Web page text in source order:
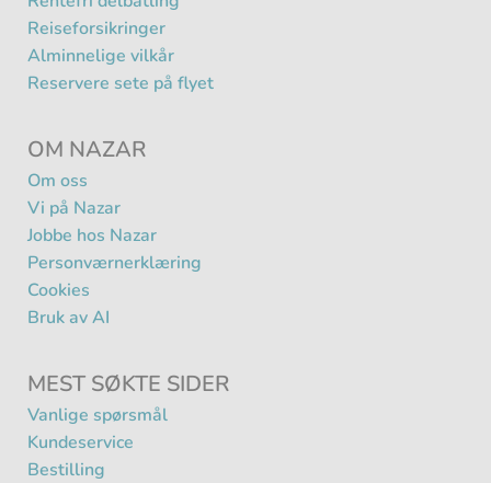
Reiseforsikringer
Alminnelige vilkår
Reservere sete på flyet
OM NAZAR
Om oss
Vi på Nazar
Jobbe hos Nazar
Personværnerklæring
Cookies
Bruk av AI
MEST SØKTE SIDER
Vanlige spørsmål
Kundeservice
Bestilling